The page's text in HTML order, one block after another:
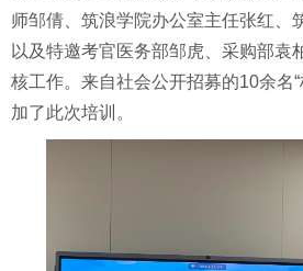
师邹倩、筑浪学院办公室主任张红、
以及特邀考官医务部邹虎、采购部袁
核工作。来自社会公开招募的10余名
加了此次培训。